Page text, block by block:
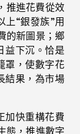
推進花費從效
上“銀發族”用
的新圖景；鄉
益下沉。恰是
罩，使數字花
結果，為市場
加快重構花費
態，推進數字